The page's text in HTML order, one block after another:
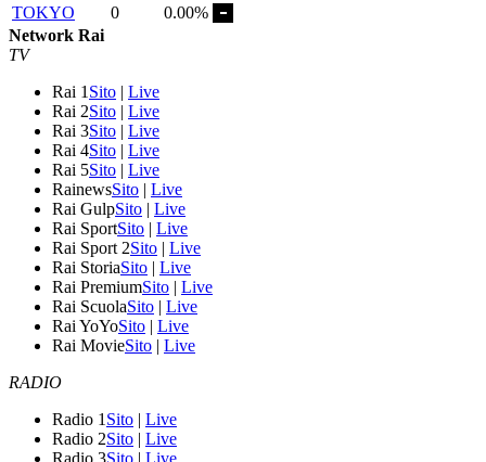
TOKYO
0
0.00%
Network Rai
TV
Rai 1 Sito | Live
Rai 2Sito | Live
Rai 3Sito | Live
Rai 4Sito | Live
Rai 5Sito | Live
RainewsSito | Live
Rai GulpSito | Live
Rai SportSito | Live
Rai Sport 2Sito | Live
Rai StoriaSito | Live
Rai PremiumSito | Live
Rai ScuolaSito | Live
Rai YoYoSito | Live
Rai MovieSito | Live
RADIO
Radio 1 Sito | Live
Radio 2Sito | Live
Radio 3Sito | Live